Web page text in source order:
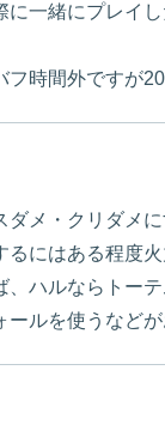
に一緒にプレイ
フ時間外ですが
ダメ・クリダメ
るにはある程度
、ハルならトー
ールを使うなど